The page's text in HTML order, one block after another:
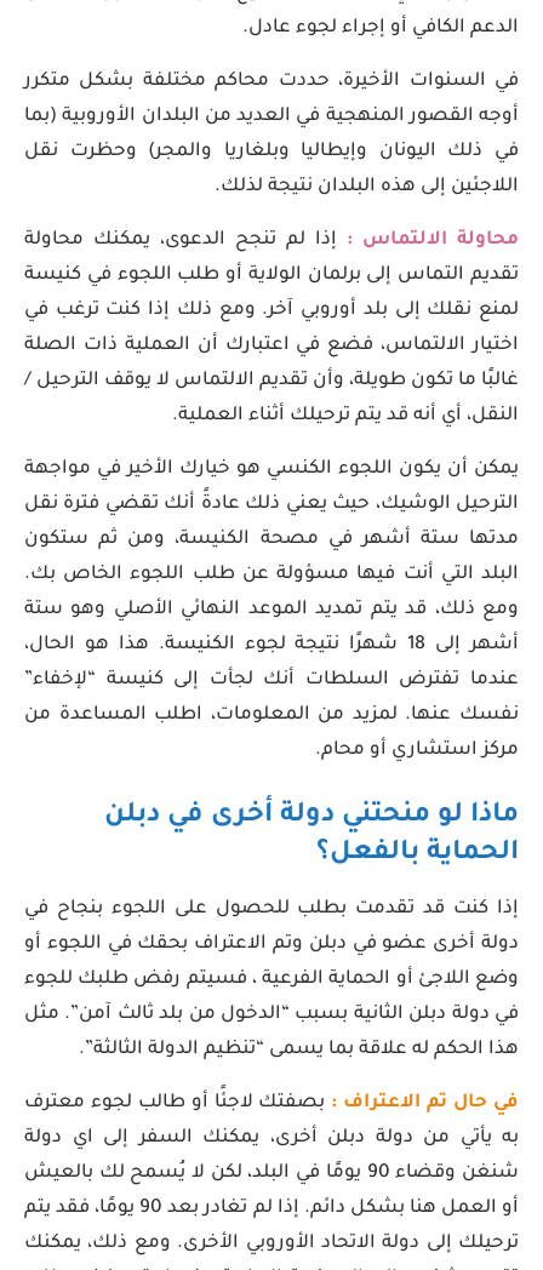
الدعم الكافي أو إجراء لجوء عادل.
في السنوات الأخيرة، حددت محاكم مختلفة بشكل متكرر
أوجه القصور المنهجية في العديد من البلدان الأوروبية (بما
في ذلك اليونان وإيطاليا وبلغاريا والمجر) وحظرت نقل
اللاجئين إلى هذه البلدان نتيجة لذلك.
محاولة الالتماس :
إذا لم تنجح الدعوى، يمكنك محاولة
تقديم التماس إلى برلمان الولاية أو طلب اللجوء في كنيسة
لمنع نقلك إلى بلد أوروبي آخر. ومع ذلك إذا كنت ترغب في
اختيار الالتماس، فضع في اعتبارك أن العملية ذات الصلة
غالبًا ما تكون طويلة، وأن تقديم الالتماس لا يوقف الترحيل /
النقل، أي أنه قد يتم ترحيلك أثناء العملية.
يمكن أن يكون اللجوء الكنسي هو خيارك الأخير في مواجهة
الترحيل الوشيك، حيث يعني ذلك عادةً أنك تقضي فترة نقل
مدتها ستة أشهر في مصحة الكنيسة، ومن ثم ستكون
البلد التي أنت فيها مسؤولة عن طلب اللجوء الخاص بك.
ومع ذلك، قد يتم تمديد الموعد النهائي الأصلي وهو ستة
أشهر إلى 18 شهرًا نتيجة لجوء الكنيسة. هذا هو الحال،
عندما تفترض السلطات أنك لجأت إلى كنيسة “لإخفاء”
نفسك عنها. لمزيد من المعلومات، اطلب المساعدة من
مركز استشاري أو محام.
ماذا لو منحتني دولة أخرى في دبلن
الحماية بالفعل؟
إذا كنت قد تقدمت بطلب للحصول على اللجوء بنجاح في
دولة أخرى عضو في دبلن وتم الاعتراف بحقك في اللجوء أو
وضع اللاجئ أو الحماية الفرعية ، فسيتم رفض طلبك للجوء
في دولة دبلن الثانية بسبب “الدخول من بلد ثالث آمن”. مثل
هذا الحكم له علاقة بما يسمى “تنظيم الدولة الثالثة”.
في حال تم الاعتراف : بصفتك لاجئًا أو طالب لجوء معترف
به يأتي من دولة دبلن أخرى، يمكنك السفر إلى اي دولة
شنغن وقضاء 90 يومًا في البلد، لكن لا يُسمح لك بالعيش
أو العمل هنا بشكل دائم. إذا لم تغادر بعد 90 يومًا، فقد يتم
ترحيلك إلى دولة الاتحاد الأوروبي الأخرى. ومع ذلك، يمكنك